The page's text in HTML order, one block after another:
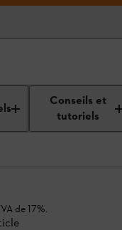
Conseils et
tutoriels
de 17%.